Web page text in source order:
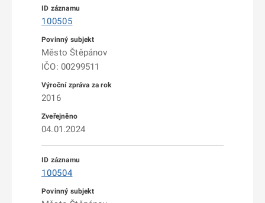
100505
Město Štěpánov
IČO: 00299511
2016
04.01.2024
100504